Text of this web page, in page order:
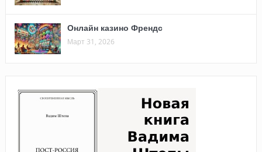
Онлайн казино Френдс
Март 31, 2026